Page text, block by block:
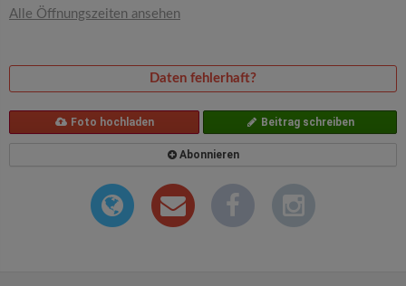
Alle Öffnungszeiten ansehen
Daten fehlerhaft?
Foto hochladen Beitrag schreiben
Abonnieren